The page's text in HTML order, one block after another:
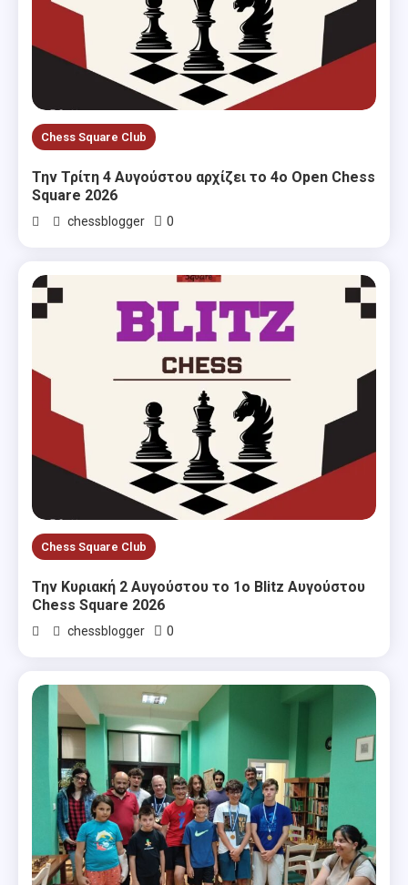
Chess Square Club
Την Τρίτη 4 Αυγούστου αρχίζει το 4ο Open Chess
Square 2026
chessblogger 0
Chess Square Club
Την Κυριακή 2 Αυγούστου το 1ο Blitz Αυγούστου
Chess Square 2026
chessblogger 0